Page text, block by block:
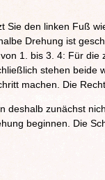
Sie den linken Fuß
Drehung ist
1. bis 3. 4: Für
stehen beide
machen. Die
deshalb zunächst
beginnen. Die